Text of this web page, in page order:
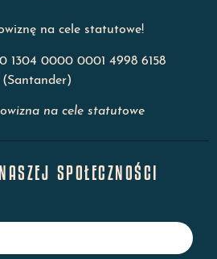
na cele statutowe!
1304 0000 0001 4998 6158
(Santander)
na cele statutowe
SPOŁECZNOŚCI